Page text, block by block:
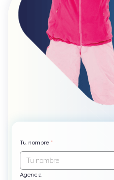
Tu nombre *
Agencia